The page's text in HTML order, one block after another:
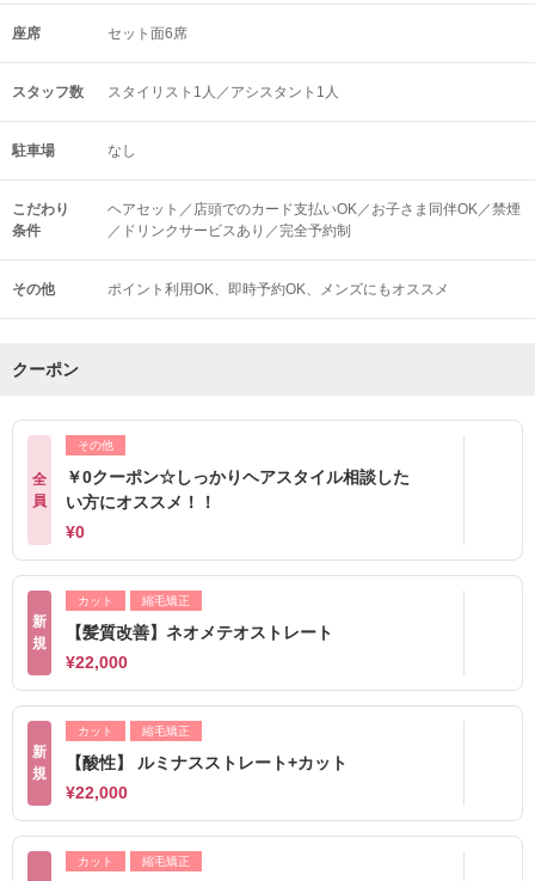
座席 セット面6席
スタッフ数 スタイリスト1人／アシスタント1人
駐車場 なし
こだわり
条件
ヘアセット／店頭でのカード支払いOK／お子さま同伴OK／禁煙
／ドリンクサービスあり／完全予約制
その他 ポイント利用OK 即時予約OK メンズにもオススメ
クーポン
全
員
その他
￥0クーポン☆しっかりヘアスタイル相談した
い方にオススメ！！
¥0
新
規
カット 縮毛矯正
【髪質改善】ネオメテオストレート
¥22,000
新
規
カット 縮毛矯正
【酸性】 ルミナスストレート+カット
¥22,000
カット 縮毛矯正